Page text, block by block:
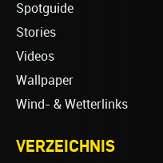
Spotguide
Stories
Videos
Wallpaper
Wind- & Wetterlinks
VERZEICHNIS